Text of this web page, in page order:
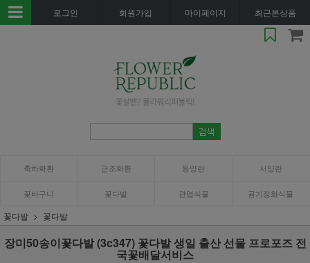
로그인 회원가입 마이페이지 최근본상품
축하화환 근조화환 동양란 서양란
꽃바구니 꽃다발 관엽식물 공기정화식물
꽃다발 꽃다발
장미50송이꽃다발 (3c347) 꽃다발 생일 출산 선물 프로포즈 전
국꽃배달서비스